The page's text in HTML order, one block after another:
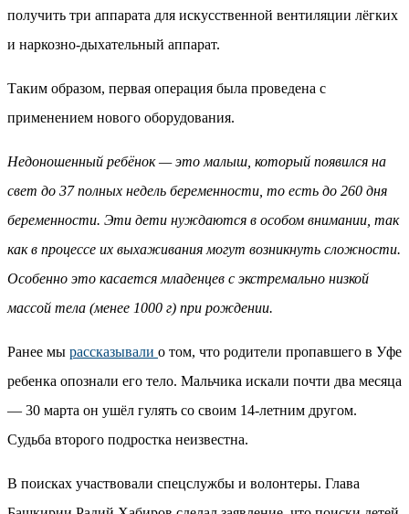
получить три аппарата для искусственной вентиляции лёгких
и наркозно-дыхательный аппарат.
Таким образом, первая операция была проведена с
применением нового оборудования.
Недоношенный ребёнок — это малыш, который появился на
свет до 37 полных недель беременности, то есть до 260 дня
беременности. Эти дети нуждаются в особом внимании, так
как в процессе их выхаживания могут возникнуть сложности.
Особенно это касается младенцев с экстремально низкой
массой тела (менее 1000 г) при рождении.
Ранее мы рассказывали о том, что родители пропавшего в Уфе
ребенка опознали его тело. Мальчика искали почти два месяца
— 30 марта он ушёл гулять со своим 14-летним другом.
Судьба второго подростка неизвестна.
В поисках участвовали спецслужбы и волонтеры. Глава